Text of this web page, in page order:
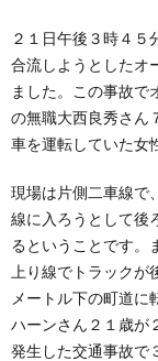
２１日午後３時４５
合流しようとしたオ
ました。この事故で
の無職大西良秀さん
車を運転していた女
現場は片側二車線で
線に入ろうとして後
るということです。
上り線でトラック
メートル下の町道に
ハーンさん２１歳が
発生した交通事故で